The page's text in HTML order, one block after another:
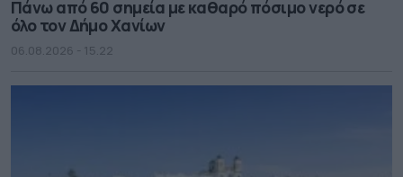
Πάνω από 60 σημεία με καθαρό πόσιμο νερό σε
όλο τον Δήμο Χανίων
06.08.2026 - 15.22